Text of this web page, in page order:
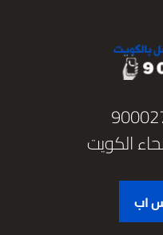
الكويت
اب